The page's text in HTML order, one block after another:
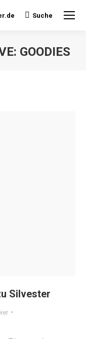
Search:
Suche
GOODIES
Silvester